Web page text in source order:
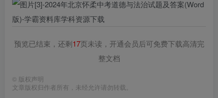
预览已结束，还剩17页未读，开通会员后可免费下载高清完
整文档
© 版权声明
文章版权归作者所有，未经允许请勿转载。